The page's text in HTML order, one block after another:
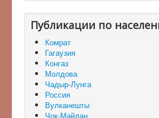
Публикации по
Комрат
Гагаузия
Конгаз
Молдова
Чадыр-Лунга
Россия
Вулканешты
Чок-Майдан